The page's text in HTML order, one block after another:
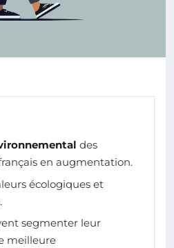
des
en augmentation.
écologiques et
segmenter leur
meilleure